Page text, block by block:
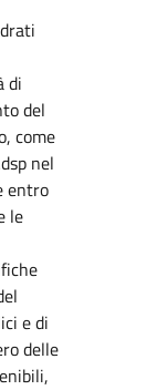
di
del
come
nel
entro
le
e di
delle